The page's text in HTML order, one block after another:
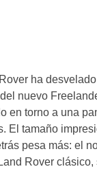
ha
nuevo
en torno a una
El tamaño
pesa más: el
Rover